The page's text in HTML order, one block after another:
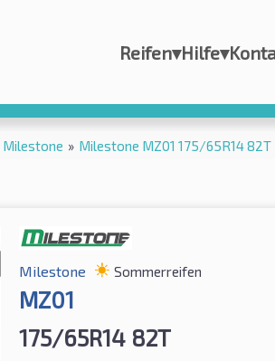
Reifen▾Hilfe▾
Milestone » Milestone MZ01 175/65R14 82T
Milestone Sommerreifen
MZ01
175/65R14 82T